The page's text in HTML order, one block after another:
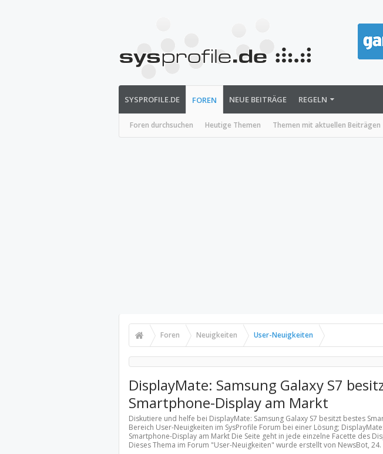
SYSPROFILE.DE FOREN
Foren durchsuchen Heutige Themen Themen mit aktuellen Beiträgen
NEUE BEITRÄGE REGELN
Foren Neuigkeiten User-Neuigkeiten
DisplayMate: Samsung Galaxy S7
Smartphone-Display am Markt
Diskutiere und helfe bei DisplayMate: Samsung Galaxy S7 besitzt bestes
Bereich User-Neuigkeiten im SysProfile Forum bei einer Lösung;
Smartphone-Display am Markt Die Seite geht in jede einzelne Facette des
Dieses Thema im Forum "User-Neuigkeiten" wurde erstellt von NewsBot,